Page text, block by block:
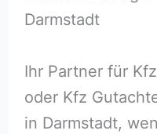
Darmstadt
Ihr Partner für
oder Kfz
in Darmstadt,